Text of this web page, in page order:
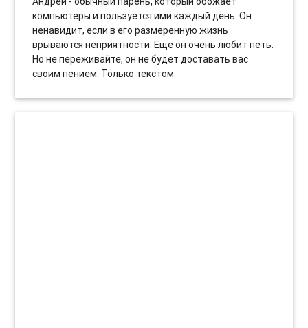
компьютеры и пользуется ими каждый день. Он
ненавидит, если в его размеренную жизнь
врываются неприятности. Еще он очень любит петь.
Но не переживайте, он не будет доставать вас
своим пением. Только текстом.